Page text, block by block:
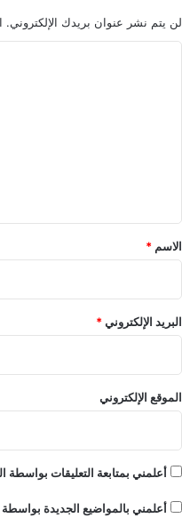
أ
س
و
ج
لن يتم نشر عنوان بريدك الإلكتروني.
*
الاسم *
البريد الإلكتروني*
الموقع الإلكتروني
أعلمني بمتابعة التعليقات بواسطة
أعلمني بالمواضيع الجديدة بواسطة